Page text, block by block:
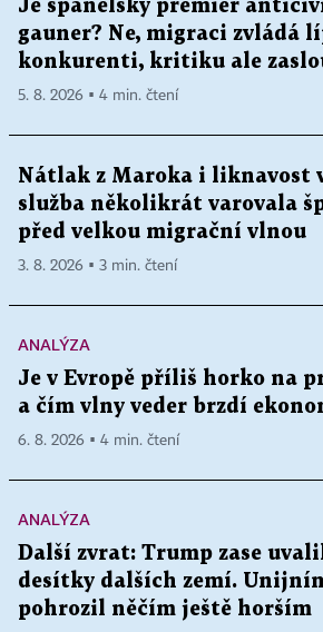
Je španělský premiér
gauner? Ne, migraci zvládá
konkurenti, kritiku ale
5. 8. 2026 ▪ 4 min. čtení
Nátlak z Maroka i liknavost
služba několikrát varovala
před velkou migrační vlnou
3. 8. 2026 ▪ 3 min. čtení
ANALÝZA
Je v Evropě příliš horko na
a čím vlny veder brzdí
6. 8. 2026 ▪ 4 min. čtení
ANALÝZA
Další zvrat: Trump zase
desítky dalších zemí.
pohrozil něčím ještě horším